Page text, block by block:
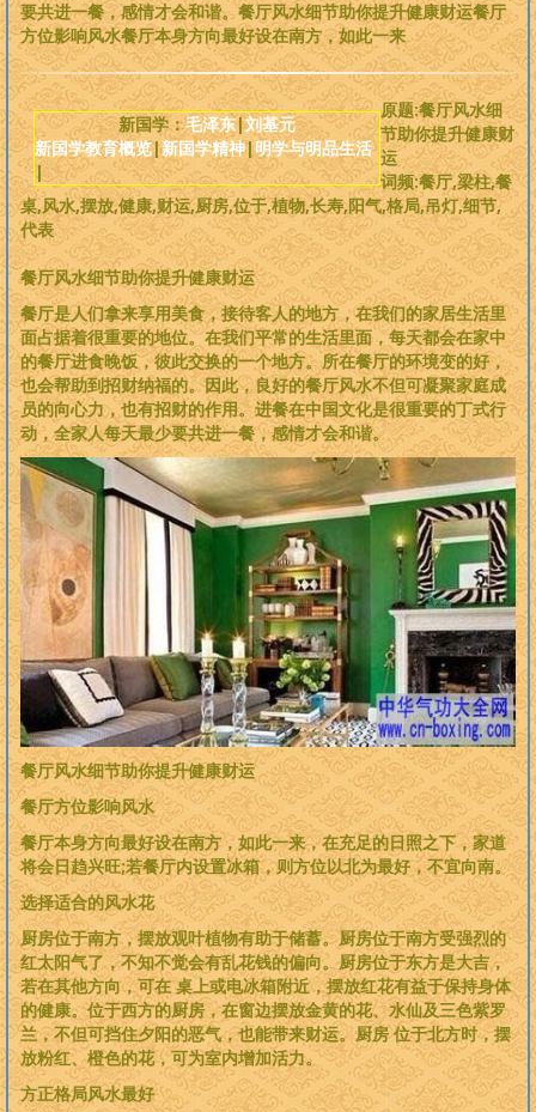
婴童教育
人性教育
居住教育
健身医学
基元学网
要共进一餐，感情才会和谐。餐厅风水细节助你提升健康财运餐厅
方位影响风水餐厅本身方向最好设在南方，如此一来
新国学：毛泽东|刘基元
新国学教育概览|新国学精神|明学与明品生活
|
原题:餐厅风水细
节助你提升健康财
运
词频:餐厅,梁柱,餐
桌,风水,摆放,健康,财运,厨房,位于,植物,长寿,阳气,格局,吊灯,细节,
代表
餐厅风水细节助你提升健康财运
餐厅是人们拿来享用美食，接待客人的地方，在我们的家居生活里
面占据着很重要的地位。在我们平常的生活里面，每天都会在家中
的餐厅进食晚饭，彼此交换的一个地方。所在餐厅的环境变的好，
也会帮助到招财纳福的。因此，良好的餐厅风水不但可凝聚家庭成
员的向心力，也有招财的作用。进餐在中国文化是很重要的丁式行
动，全家人每天最少要共进一餐，感情才会和谐。
餐厅风水细节助你提升健康财运
餐厅方位影响风水
餐厅本身方向最好设在南方，如此一来，在充足的日照之下，家道
将会日趋兴旺;若餐厅内设置冰箱，则方位以北为最好，不宜向南。
选择适合的风水花
厨房位于南方，摆放观叶植物有助于储蓄。厨房位于南方受强烈的
红太阳气了，不知不觉会有乱花钱的偏向。厨房位于东方是大吉，
若在其他方向，可在 桌上或电冰箱附近，摆放红花有益于保持身体
的健康。位于西方的厨房，在窗边摆放金黄的花、水仙及三色紫罗
兰，不但可挡住夕阳的恶气，也能带来财运。厨房 位于北方时，摆
放粉红、橙色的花，可为室内增加活力。
方正格局风水最好